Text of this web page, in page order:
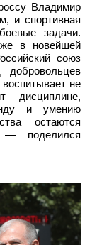
Владимир
и спортивная
задачи.
в новейшей
союз
не
дисциплине,
и умению
остаются
— поделился